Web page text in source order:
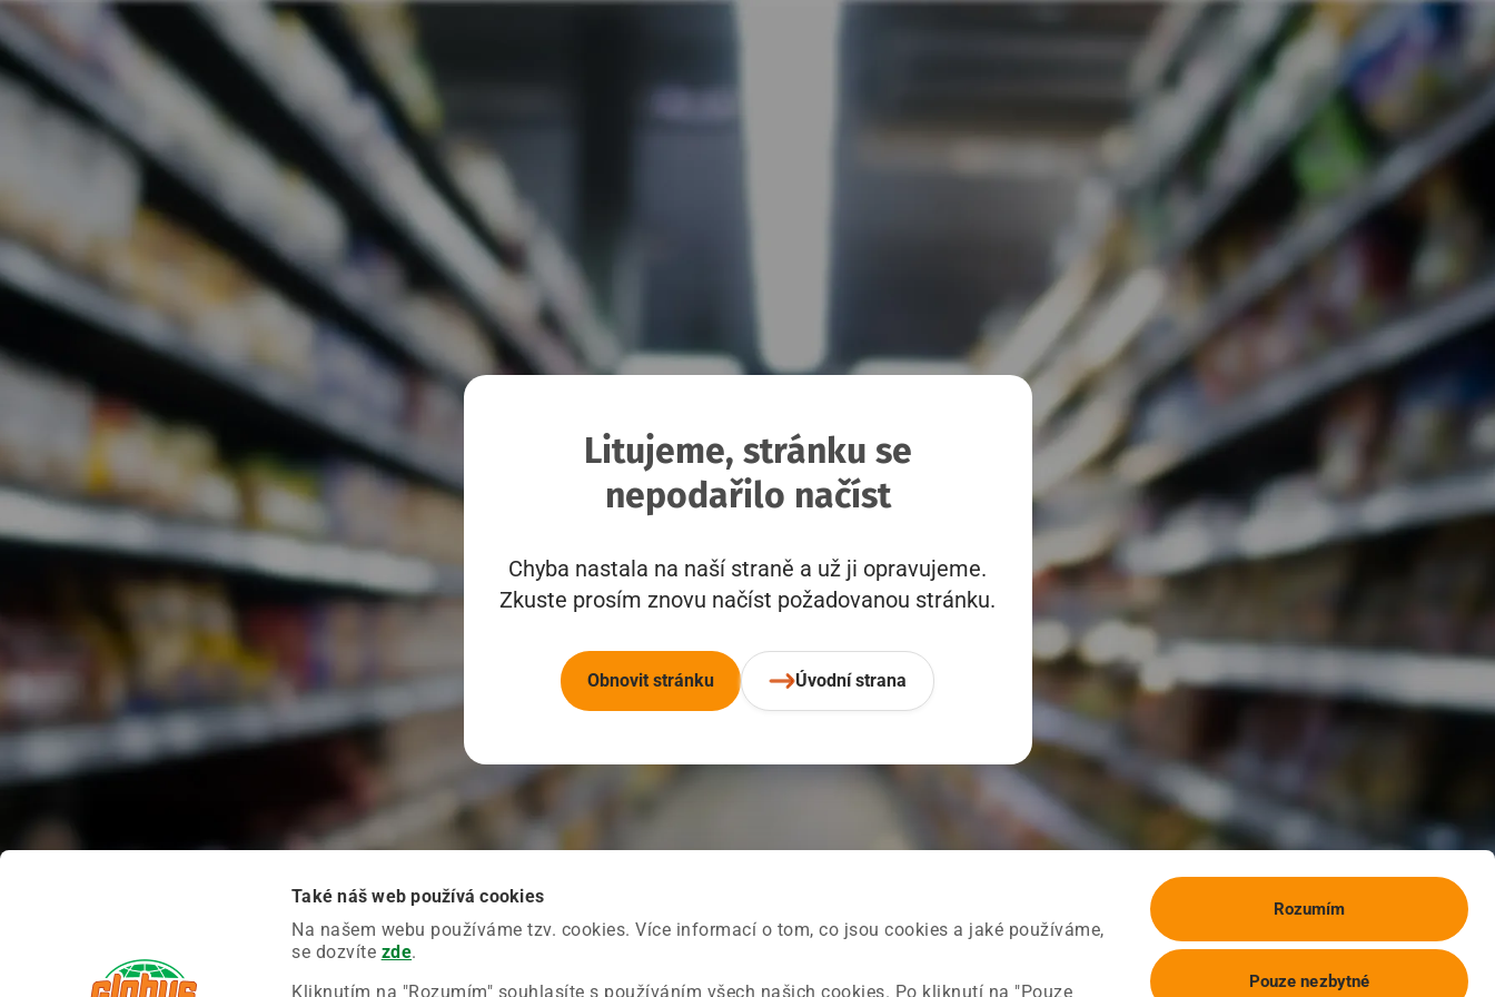
Také náš web používá cookies
Na našem webu používáme tzv. cookies. Více informací o tom, co jsou cookies a jaké používáme,
se dozvíte zde.
Kliknutím na "Rozumím" souhlasíte s používáním všech našich cookies. Po kliknutí na "Pouze
Rozumím
Pouze nezbytné
Litujeme, stránku se
nepodařilo načíst
Chyba nastala na naší straně a už ji opravujeme.
Zkuste prosím znovu načíst požadovanou stránku.
Obnovit stránku Úvodní strana